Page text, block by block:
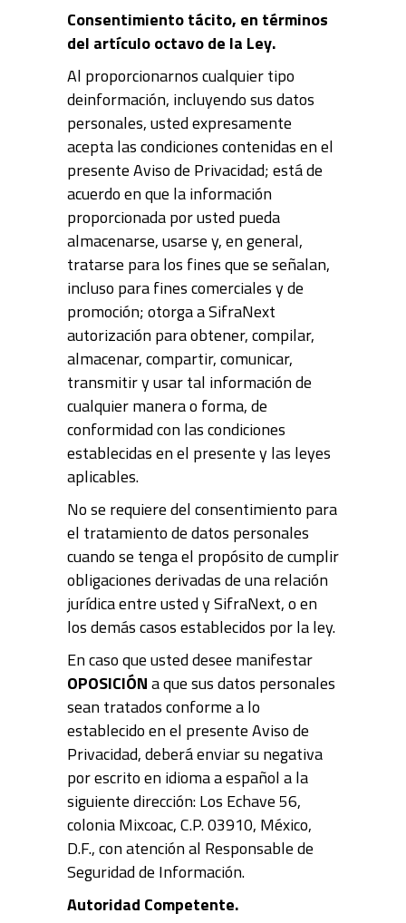
Consentimiento tácito, en términos
del artículo octavo de la Ley.
Al proporcionarnos cualquier tipo
deinformación, incluyendo sus datos
personales, usted expresamente
acepta las condiciones contenidas en el
presente Aviso de Privacidad; está de
acuerdo en que la información
proporcionada por usted pueda
almacenarse, usarse y, en general,
tratarse para los fines que se señalan,
incluso para fines comerciales y de
promoción; otorga a SifraNext
autorización para obtener, compilar,
almacenar, compartir, comunicar,
transmitir y usar tal información de
cualquier manera o forma, de
conformidad con las condiciones
establecidas en el presente y las leyes
aplicables.
No se requiere del consentimiento para
el tratamiento de datos personales
cuando se tenga el propósito de cumplir
obligaciones derivadas de una relación
jurídica entre usted y SifraNext, o en
los demás casos establecidos por la ley.
En caso que usted desee manifestar
OPOSICIÓNa que sus datos personales
sean tratados conforme a lo
establecido en el presente Aviso de
Privacidad, deberá enviar su negativa
por escrito en idioma a español a la
siguiente dirección: Los Echave 56,
colonia Mixcoac, C.P. 03910, México,
D.F., con atención al Responsable de
Seguridad de Información.
Autoridad Competente.